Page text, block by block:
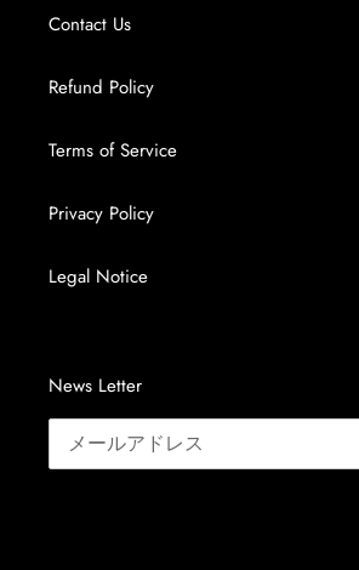
Contact Us
Refund Policy
Terms of Service
Privacy Policy
Legal Notice
News Letter